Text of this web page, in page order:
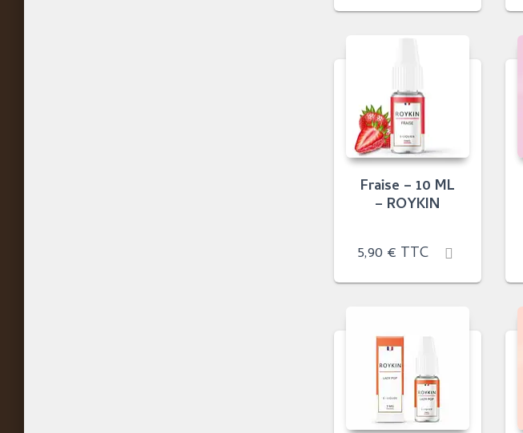
Fraise – 10 ML
– ROYKIN
5,90 € TTC